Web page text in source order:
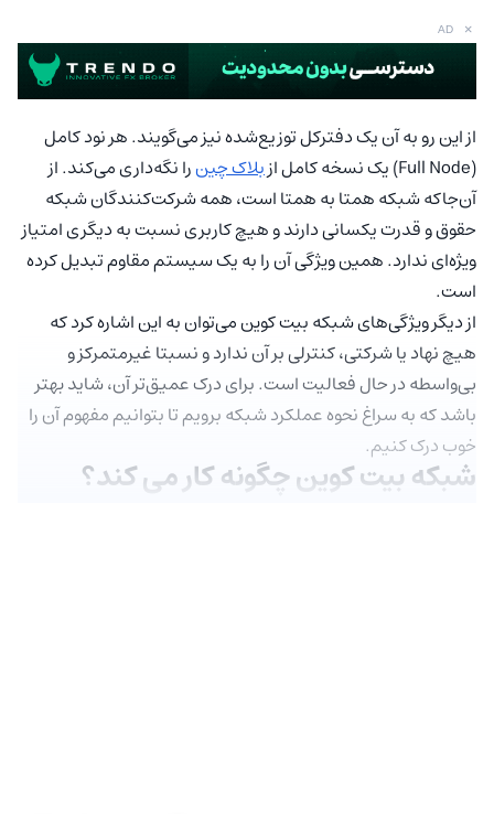
AD ×
از این رو به آن یک دفترکل توزیع‌شده نیز می‌گویند. هر نود کامل
(Full Node) یک نسخه کامل از
بلاک چینرا نگه‌داری می‌کند. از
آن‌جاکه شبکه همتا به همتا است، همه شرکت‌کنندگان شبکه
حقوق و قدرت یکسانی دارند و هیچ کاربری نسبت به دیگری امتیاز
ویژه‌ای ندارد. همین ویژگی آن را به یک سیستم مقاوم تبدیل کرده
است.
از دیگر ویژگی‌های شبکه بیت کوین می‌توان به این اشاره کرد که
هیچ نهاد یا شرکتی، کنترلی بر آن ندارد و نسبتا غیرمتمرکز و
بی‌واسطه در حال فعالیت است. برای درک عمیق‌تر آن، شاید بهتر
باشد که به سراغ نحوه عملکرد شبکه برویم تا بتوانیم مفهوم آن را
خوب درک کنیم.
شبکه بیت کوین چگونه کار می کند؟